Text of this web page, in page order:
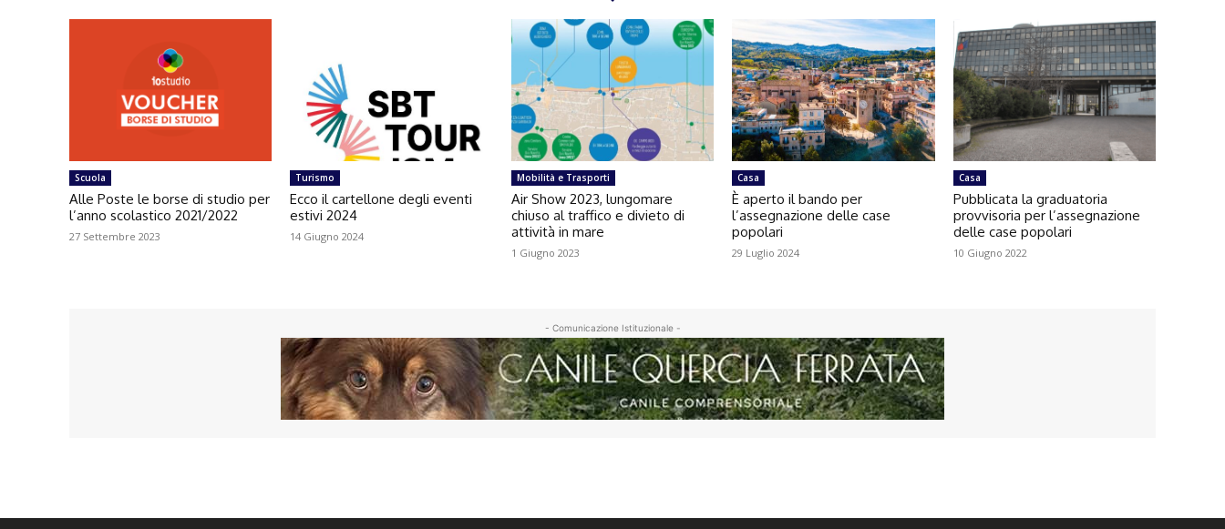
Scuola
Alle Poste le borse di studio per
l’anno scolastico 2021/2022
27 Settembre 2023
Turismo
Ecco il cartellone degli eventi
estivi 2024
14 Giugno 2024
Mobilità e Trasporti
Air Show 2023, lungomare
chiuso al traffico e divieto di
attività in mare
1 Giugno 2023
Casa
È aperto il bando per
l’assegnazione delle case
popolari
29 Luglio 2024
Casa
Pubblicata la graduatoria
provvisoria per l’assegnazione
delle case popolari
10 Giugno 2022
- Comunicazione Istituzionale -